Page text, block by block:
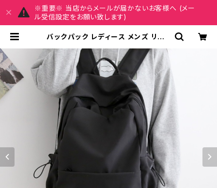
※重要※ 当店からメールが届かないお客様へ (メー
ル受信設定をお願い致します)
バックパック レディース メンズ リュッ
ュックサック 無地 シンプル かばん 部
活 合宿 旅行 通学 大容量 バッグパッ
ク 学校バッグ 大学生 高校生 中学生
ユニセックス 男の子 女の子 A4 B4
グレー ライトパープル ライトブルー
ブラック オフィス カレッジコーデ カ
ジュアル デイリー お出かけ K-B00
87 | REIRSE レイルセ 20代,30代,
40代 レディースファッション 通販